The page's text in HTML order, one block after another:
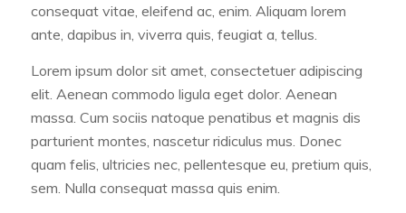
consequat vitae, eleifend ac, enim. Aliquam lorem
ante, dapibus in, viverra quis, feugiat a, tellus.
Lorem ipsum dolor sit amet, consectetuer adipiscing
elit. Aenean commodo ligula eget dolor. Aenean
massa. Cum sociis natoque penatibus et magnis dis
parturient montes, nascetur ridiculus mus. Donec
quam felis, ultricies nec, pellentesque eu, pretium quis,
sem. Nulla consequat massa quis enim.